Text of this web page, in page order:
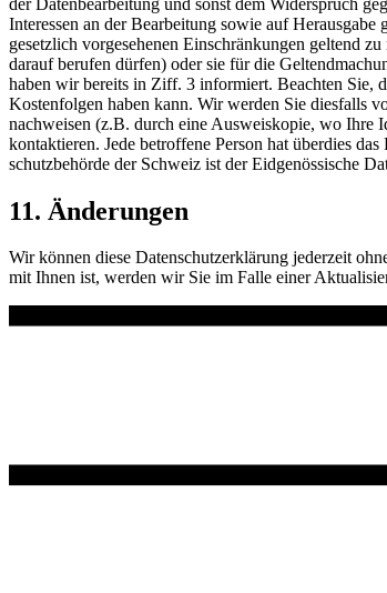
Interessen an der Bearbeitung sowie auf
gesetzlich vorgesehenen Einschränkungen geltend
darauf berufen dürfen) oder sie für die
haben wir bereits in Ziff. 3 informiert. Beachten Sie,
Kostenfolgen haben kann. Wir werden Sie diesfalls
nachweisen (z.B. durch eine Ausweiskopie, wo Ihre
kontaktieren. Jede betroffene Person hat überdies
schutzbehörde der Schweiz ist der Eidgenössische
11. Änderungen
Wir können diese Datenschutzerklärung jederzeit
mit Ihnen ist, werden wir Sie im Falle einer